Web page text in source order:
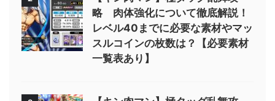
略 肉体強化について徹底解説！
レベル40までに必要な素材やマッ
スルコインの枚数は？【必要素材
一覧表あり】